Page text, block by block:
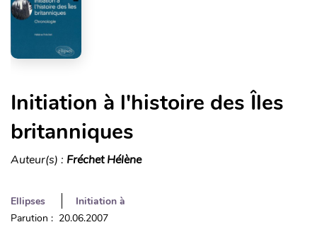
Initiation à l'histoire des Îles
britanniques
Auteur(s) : Fréchet Hélène
Ellipses
Initiation à
Parution : 20.06.2007